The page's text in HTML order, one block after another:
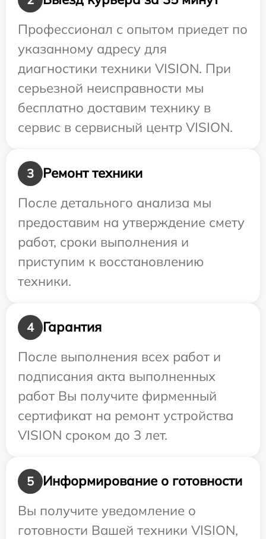
Профессионал с опытом приедет по
указанному адресу для
диагностики техники VISION. При
серьезной неисправности мы
бесплатно доставим технику в
сервис в сервисный центр VISION.
3
Ремонт техники
После детального анализа мы
предоставим на утверждение смету
работ, сроки выполнения и
приступим к восстановлению
техники.
4
Гарантия
После выполнения всех работ и
подписания акта выполненных
работ Вы получите фирменный
сертификат на ремонт устройства
VISION сроком до 3 лет.
5
Информирование о готовности
Вы получите уведомление о
готовности Вашей техники VISION,